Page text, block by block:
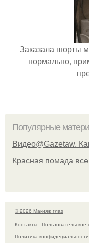
Заказала шорты
нормально,
Популярные
Видео@Gazetaw.
Красная помада
© 2026 Макияж глаз
Контакты
Пользовательское
Политика конфидециальности